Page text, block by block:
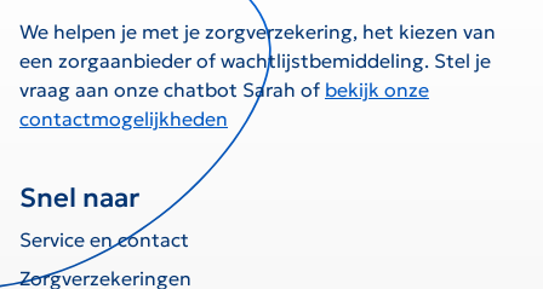
We helpen je met je zorgverzekering, het kiezen van
een zorgaanbieder of wachtlijstbemiddeling. Stel je
vraag aan onze chatbot Sarah of bekijk onze
contactmogelijkheden
Snel naar
Service en contact
Zorgverzekeringen